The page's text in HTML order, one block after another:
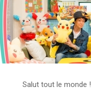
Salut tout le monde !